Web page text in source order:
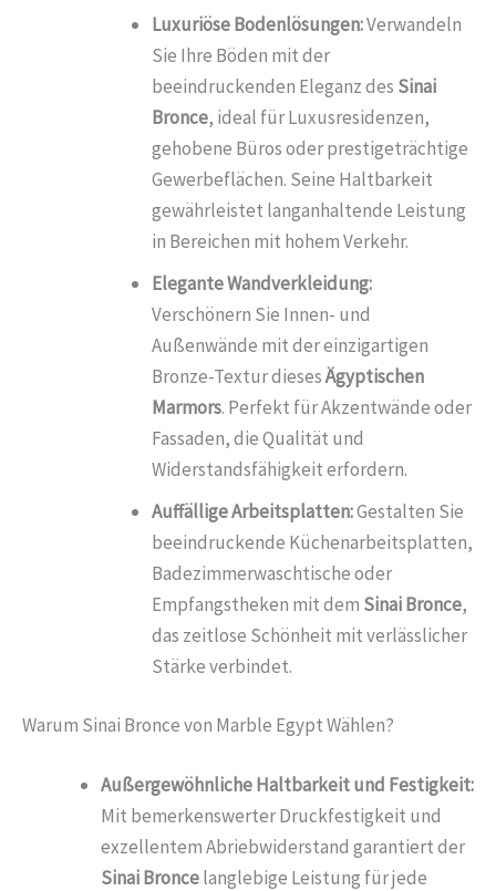
Luxuriöse Bodenlösungen:Verwandeln
Sie Ihre Böden mit der
beeindruckenden Eleganz des Sinai
Bronce, ideal für Luxusresidenzen,
gehobene Büros oder prestigeträchtige
Gewerbeflächen. Seine Haltbarkeit
gewährleistet langanhaltende Leistung
in Bereichen mit hohem Verkehr.
Elegante Wandverkleidung:
Verschönern Sie Innen- und
Außenwände mit der einzigartigen
Bronze-Textur diesesÄgyptischen
Marmors. Perfekt für Akzentwände oder
Fassaden, die Qualität und
Widerstandsfähigkeit erfordern.
Auffällige Arbeitsplatten:Gestalten Sie
beeindruckende Küchenarbeitsplatten,
Badezimmerwaschtische oder
Empfangstheken mit dem Sinai Bronce,
das zeitlose Schönheit mit verlässlicher
Stärke verbindet.
Warum Sinai Bronce von Marble Egypt Wählen?
Außergewöhnliche Haltbarkeit und Festigkeit:
Mit bemerkenswerter Druckfestigkeit und
exzellentem Abriebwiderstand garantiert der
Sinai Broncelanglebige Leistung für jede